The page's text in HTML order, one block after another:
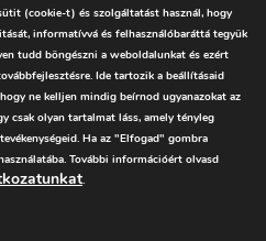
(cookie-t) és szolgáltatást használ, hogy
informatívvá és felhasználóbaráttá tegyük
tudd böngészni a weboldalunkat és ezért
Ide tartozik a beállításaid
ne kelljen mindig beírnod ugyanazokat az
csak olyan tartalmat láss, amely tényleg
Ha az "Elfogad" gombra
További információért olvasd
.